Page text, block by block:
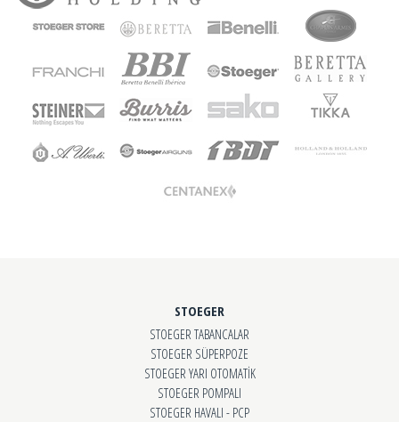
STOEGER
STOEGER TABANCALAR
STOEGER SÜPERPOZE
STOEGER YARI OTOMATİK
STOEGER POMPALI
STOEGER HAVALI - PCP